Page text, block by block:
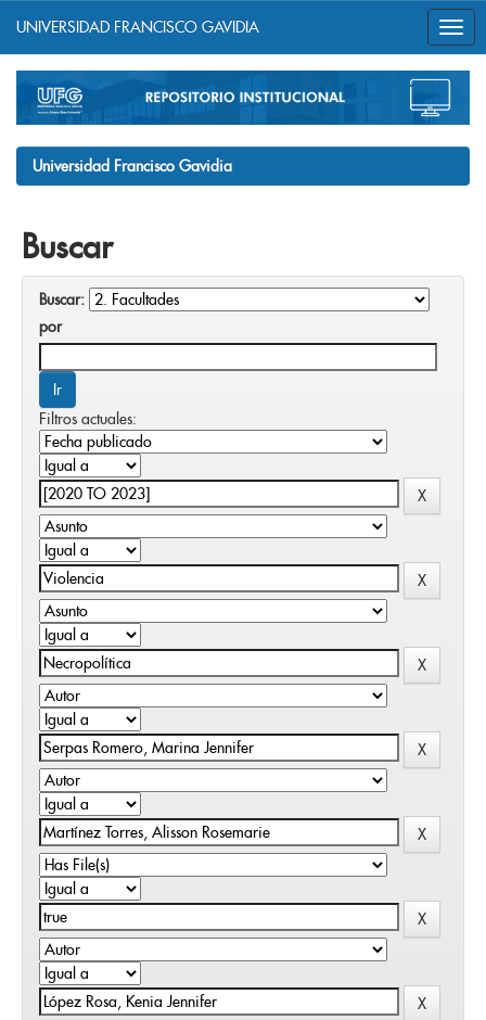
navigation
UNIVERSIDAD FRANCISCO GAVIDIA
Universidad Francisco Gavidia
Buscar
Buscar:
por
Filtros actuales: